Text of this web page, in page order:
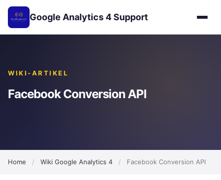
Google Analytics 4 Support
WIKI-ARTIKEL
Facebook Conversion API
Home / Wiki Google Analytics 4 / Facebook Conversion API